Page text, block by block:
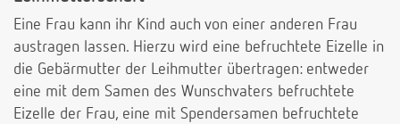
Eine Frau kann ihr Kind auch von einer anderen Frau
austragen lassen. Hierzu wird eine befruchtete Eizelle in
die Gebärmutter der Leihmutter übertragen: entweder
eine mit dem Samen des Wunschvaters befruchtete
Eizelle der Frau, eine mit Spendersamen befruchtete